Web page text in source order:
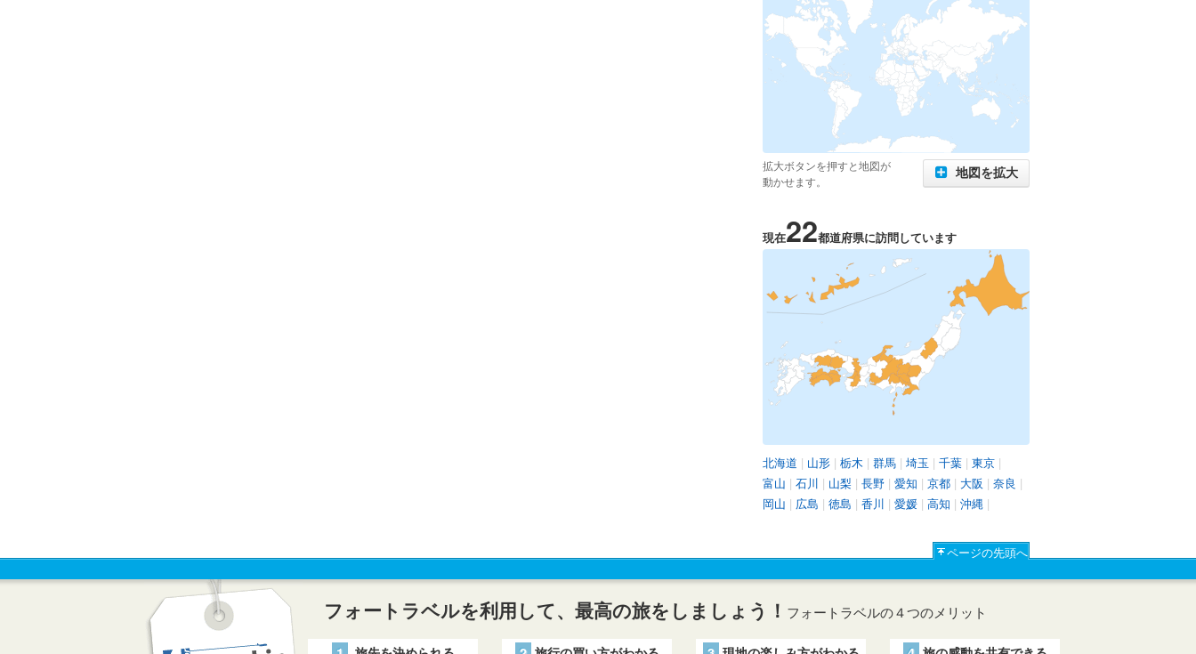
拡大ボタンを押すと地図が
動かせます。
地図を拡大
現在22都道府県に訪問しています
北海道 | 山形 | 栃木 | 群馬 | 埼玉 | 千葉 | 東京 |
富山 | 石川 | 山梨 | 長野 | 愛知 | 京都 | 大阪 | 奈良 |
岡山 | 広島 | 徳島 | 香川 | 愛媛 | 高知 | 沖縄 |
ページの先頭へ
フォートラベルを利用して、最高の旅をしましょう！ フォートラベルの４つのメリット